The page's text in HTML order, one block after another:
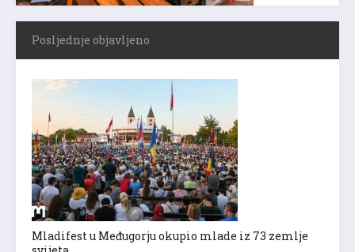
Posljednje objavljeno
Mladifest u Međugorju okupio mlade iz 73 zemlje